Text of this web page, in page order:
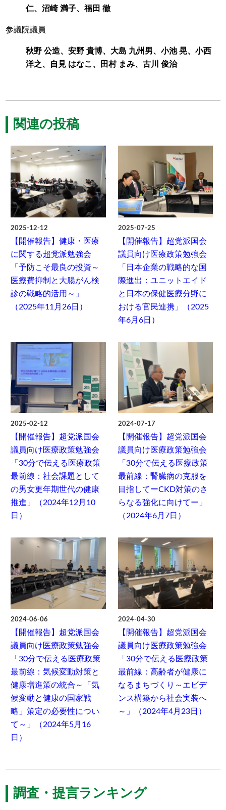
仁、沼崎 満子、福田 徹
参議院議員
秋野 公造、安野 貴博、大島 九州男、小池 晃、小西
洋之、自見 はなこ、田村 まみ、古川 俊治
関連の投稿
2025-12-12
【開催報告】健康・医療
に関する超党派勉強会
「予防こそ最良の投資～
医療費抑制と大腸がん検
診の戦略的活用～」
（2025年11月26日）
2025-07-25
【開催報告】超党派国会
議員向け医療政策勉強会
「日本企業の戦略的な国
際進出：ユニットエイド
と日本の保健医療分野に
おける官民連携」（2025
年6月6日）
2025-02-12
【開催報告】超党派国会
議員向け医療政策勉強会
「30分で伝える医療政策
最前線：社会課題として
の男女更年期世代の健康
推進」（2024年12月10
日）
2024-07-17
【開催報告】超党派国会
議員向け医療政策勉強会
「30分で伝える医療政策
最前線：腎臓病の克服を
目指してーCKD対策のさ
らなる強化に向けてー」
（2024年6月7日）
2024-06-06
【開催報告】超党派国会
議員向け医療政策勉強会
「30分で伝える医療政策
最前線：気候変動対策と
健康増進策の統合～「気
候変動と健康の国家戦
略」策定の必要性につい
て～」（2024年5月16
日）
2024-04-30
【開催報告】超党派国会
議員向け医療政策勉強会
「30分で伝える医療政策
最前線：高齢者が健康に
なるまちづくり～エビデ
ンス構築から社会実装へ
～」（2024年4月23日）
調査・提言ランキング